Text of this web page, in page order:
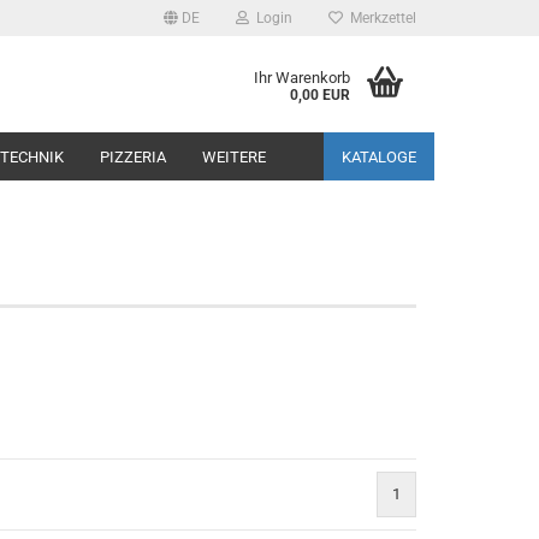
DE Login Merkzettel
Ihr Warenkorb
0,00 EUR
PIZZERIA KATALOGE
WEITERE
1